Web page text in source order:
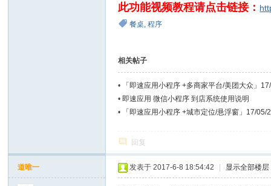
此功能视频教程请点击链接：
餐桌,程序
相关帖子
•
「即速应用小程序 +多商家平台/美团大众」
• 即速应用 微信小程序 到店系统使用说明
•
「即速应用小程序 +城市定位/悬浮窗」17/05/
回复
道唯一 发表于 2017-6-8 18:54:42 显示全部楼层